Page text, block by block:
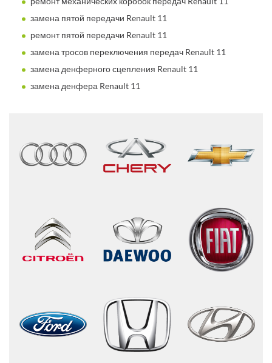
замена пятой передачи Renault 11
ремонт пятой передачи Renault 11
замена тросов переключения передач Renault 11
замена денферного сцепления Renault 11
замена денфера Renault 11